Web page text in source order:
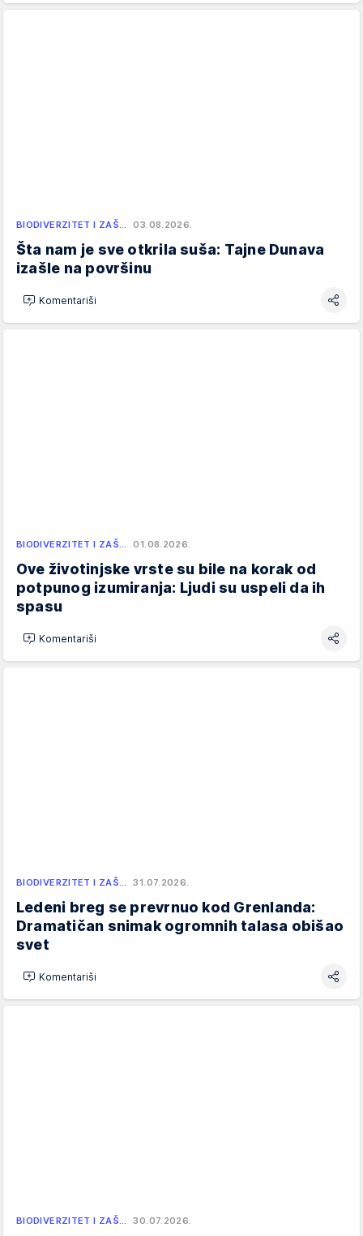
BIODIVERZITET I ZAŠ… 03.08.2026.
Šta nam je sve otkrila suša: Tajne Dunava
izašle na površinu
Komentariši
BIODIVERZITET I ZAŠ… 01.08.2026.
Ove životinjske vrste su bile na korak od
potpunog izumiranja: Ljudi su uspeli da ih
spasu
Komentariši
BIODIVERZITET I ZAŠ… 31.07.2026.
Ledeni breg se prevrnuo kod Grenlanda:
Dramatičan snimak ogromnih talasa obišao
svet
Komentariši
BIODIVERZITET I ZAŠ… 30.07.2026.